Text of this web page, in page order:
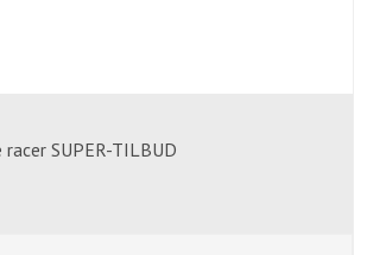
SUPER-TILBUD